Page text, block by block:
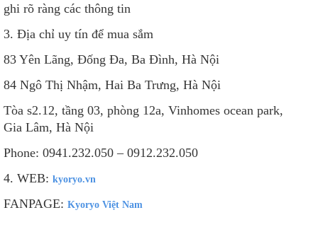
ghi rõ ràng các thông tin
3. Địa chỉ uy tín để mua sắm
83 Yên Lãng, Đống Đa, Ba Đình, Hà Nội
84 Ngô Thị Nhậm, Hai Ba Trưng, Hà Nội
Tòa s2.12, tầng 03, phòng 12a, Vinhomes ocean park,
Gia Lâm, Hà Nội
Phone: 0941.232.050 – 0912.232.050
4. WEB: kyoryo.vn
FANPAGE: Kyoryo Việt Nam